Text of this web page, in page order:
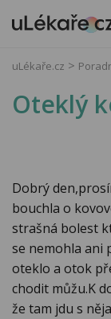
uLékaře.cz
Oteklý
Dobrý
bouchla o
strašná bolest
se nemohla ani
oteklo a otok
chodit můžu.K
že tam jdu s